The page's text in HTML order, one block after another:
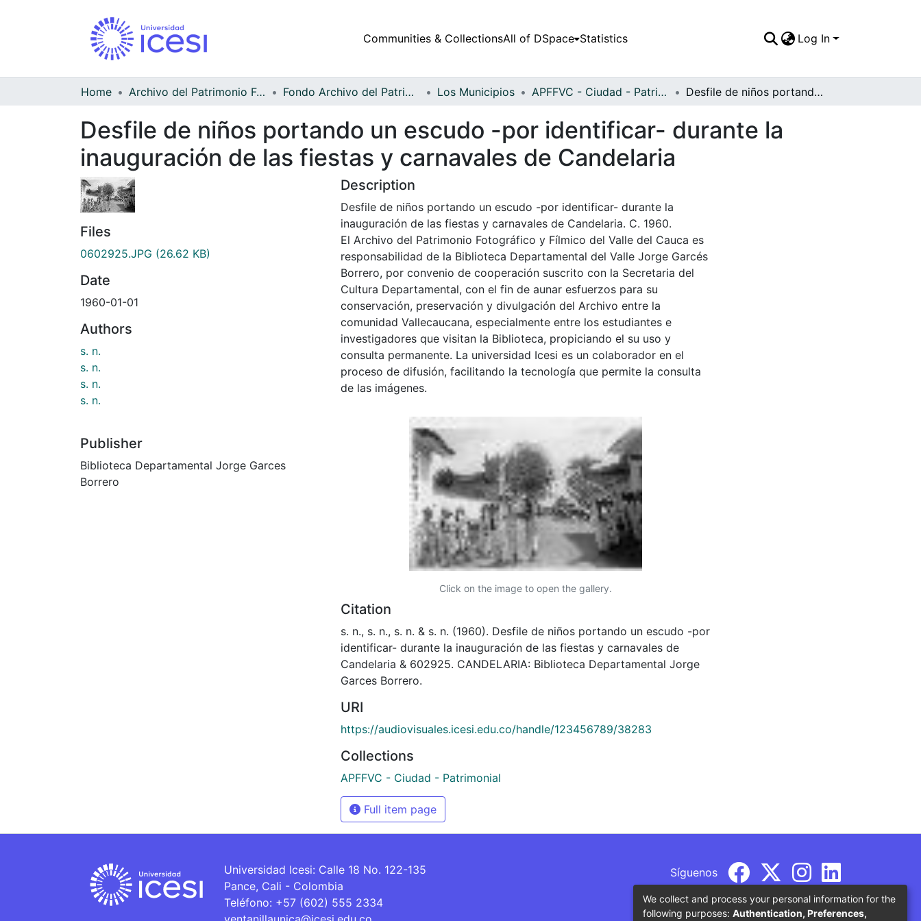
Communities & CollectionsAll of DSpace Statistics Log In
Home Archivo del Patrimonio Fotográfico y Fílmico del Valle del Cauca Fondo Archivo del Patrimonio Fotográfico y Fílmico del Valle del Cauca Los Municipios APFFVC - Ciudad - Patrimonial Desfile de niños portando un escudo -por identificar- durante la inauguración de las fiestas y carnavales de Candelaria
Desfile de niños portando un escudo -por identificar- durante la
inauguración de las fiestas y carnavales de Candelaria
Files
0602925.JPG (26.62 KB)
Date
1960-01-01
Authors
s. n.
s. n.
s. n.
s. n.
Publisher
Biblioteca Departamental Jorge Garces
Borrero
Description
Desfile de niños portando un escudo -por identificar- durante la
inauguración de las fiestas y carnavales de Candelaria. C. 1960.
El Archivo del Patrimonio Fotográfico y Fílmico del Valle del Cauca es
responsabilidad de la Biblioteca Departamental del Valle Jorge Garcés
Borrero, por convenio de cooperación suscrito con la Secretaria del
Cultura Departamental, con el fin de aunar esfuerzos para su
conservación, preservación y divulgación del Archivo entre la
comunidad Vallecaucana, especialmente entre los estudiantes e
investigadores que visitan la Biblioteca, propiciando el su uso y
consulta permanente. La universidad Icesi es un colaborador en el
proceso de difusión, facilitando la tecnología que permite la consulta
de las imágenes.
Click on the image to open the gallery.
Citation
s. n., s. n., s. n. & s. n. (1960). Desfile de niños portando un escudo -por
identificar- durante la inauguración de las fiestas y carnavales de
Candelaria & 602925. CANDELARIA: Biblioteca Departamental Jorge
Garces Borrero.
URI
https://audiovisuales.icesi.edu.co/handle/123456789/38283
Collections
APFFVC - Ciudad - Patrimonial
Full item page
Universidad Icesi: Calle 18 No. 122-135
Pance, Cali - Colombia
Teléfono: +57 (602) 555 2334
Síguenos
We collect and process your personal information for the
following purposes: Authentication, Preferences,